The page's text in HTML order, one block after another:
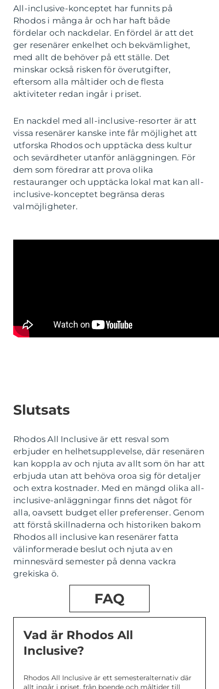
All-inclusive-konceptet har funnits på
Rhodos i många år och har haft både
fördelar och nackdelar. En fördel är att det
ger resenärer enkelhet och bekvämlighet,
med allt de behöver på ett ställe. Det
minskar också risken för överutgifter,
eftersom alla måltider och de flesta
aktiviteter redan ingår i priset.
En nackdel med all-inclusive-resorter är att
vissa resenärer kanske inte får möjlighet att
utforska Rhodos och upptäcka dess kultur
och sevärdheter utanför anläggningen. För
dem som föredrar att prova olika
restauranger och upptäcka lokal mat kan all-
inclusive-konceptet begränsa deras
valmöjligheter.
Slutsats
Rhodos All Inclusive är ett resval som
erbjuder en helhetsupplevelse, där resenären
kan koppla av och njuta av allt som ön har att
erbjuda utan att behöva oroa sig för detaljer
och extra kostnader. Med en mängd olika all-
inclusive-anläggningar finns det något för
alla, oavsett budget eller preferenser. Genom
att förstå skillnaderna och historiken bakom
Rhodos all inclusive kan resenärer fatta
välinformerade beslut och njuta av en
minnesvärd semester på denna vackra
grekiska ö.
FAQ
Vad är Rhodos All
Inclusive?
Rhodos All Inclusive är ett semesteralternativ där
allt ingår i priset, från boende och måltider till